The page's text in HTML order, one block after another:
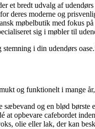
et bredt udvalg af
deres moderne og
møbelbutik med fokus
sig i møbler til
i din udendørs
og funktionelt i mange
og en blød
at opbevare cafebordet
olie eller lak, der kan